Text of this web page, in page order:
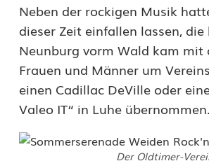
d
e
m
i
t
Ü
Neben der rockigen Musik
dieser Zeit einfallen lassen,
Neunburg vorm Wald kam
Frauen und Männer um
einen Cadillac DeVille oder
Valeo IT“ in Luhe übernommen.
Der Oldtimer-